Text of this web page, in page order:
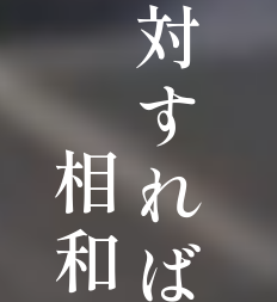
対すれば